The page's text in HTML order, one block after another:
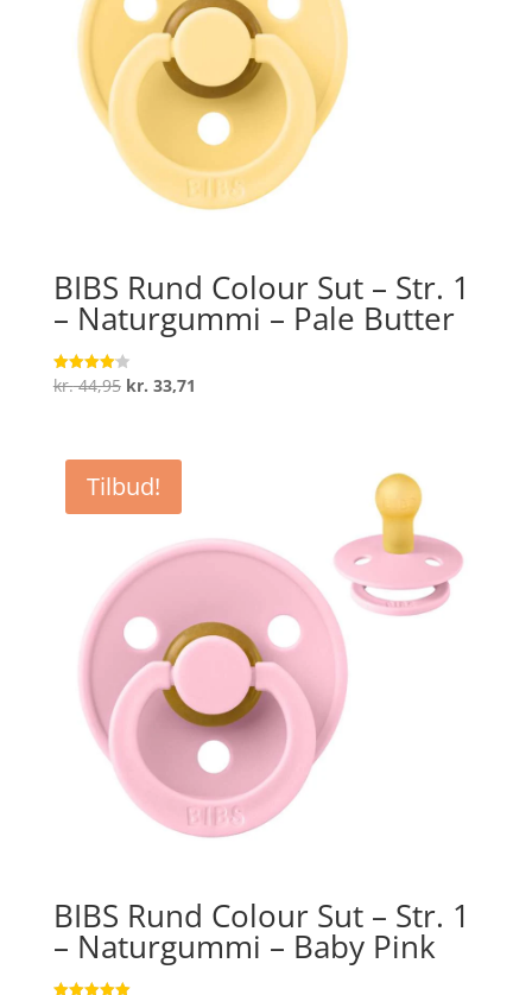
BIBS Rund Colour Sut – Str. 1
– Naturgummi – Pale Butter
Vurderet
4.1
kr.44,95 Den
var:
kr. 44,95.
kr. 33,71
Tilbud!
BIBS Rund Colour Sut – Str. 1
– Naturgummi – Baby Pink